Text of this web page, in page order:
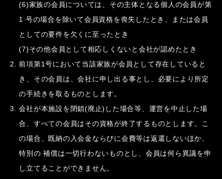
(6)家族の会員については、その主体となる個人の会員が第
1 号の場合を除いて会員資格を喪失したとき、または会員
としての要件を欠くに至ったとき
(7)その他会員として相応しくないと会社が認めたとき
前項第1号において当該家族が会員として存在していると
き、その会員は、会社に申し出る事とし、必要により所定
の手続きを取るものとします。
会社が本施設を閉鎖(廃止)した場合等、運営を中止した場
合、すべての会員はその資格が終了するものとします。こ
の場合、既納の入会金ならびに会費等は返還しないほか、
特別の 補償は一切行わないものとし、会員は何ら異議を申
し立てることができません。